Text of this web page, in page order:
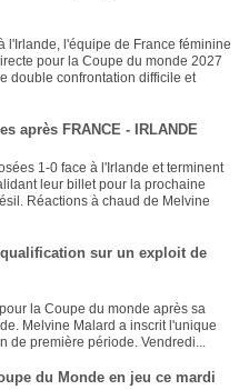
l'Irlande, l'équipe de France féminine
pour la Coupe du monde 2027
double confrontation difficile et
après FRANCE - IRLANDE
1-0 face à l'Irlande et terminent
leur billet pour la prochaine
Réactions à chaud de Melvine
qualification sur un exploit de
la Coupe du monde après sa
Melvine Malard a inscrit l'unique
de première période. Vendredi...
du Monde en jeu ce mardi